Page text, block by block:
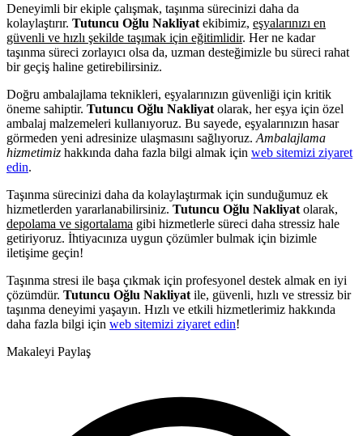
Deneyimli bir ekiple çalışmak, taşınma sürecinizi daha da
kolaylaştırır. Tutuncu Oğlu Nakliyat ekibimiz, eşyalarınızı en
güvenli ve hızlı şekilde taşımak için eğitimlidir. Her ne kadar
taşınma süreci zorlayıcı olsa da, uzman desteğimizle bu süreci rahat
bir geçiş haline getirebilirsiniz.
Doğru ambalajlama teknikleri, eşyalarınızın güvenliği için kritik
öneme sahiptir. Tutuncu Oğlu Nakliyat olarak, her eşya için özel
ambalaj malzemeleri kullanıyoruz. Bu sayede, eşyalarınızın hasar
görmeden yeni adresinize ulaşmasını sağlıyoruz. Ambalajlama
hizmetimiz hakkında daha fazla bilgi almak için web sitemizi ziyaret
edin.
Taşınma sürecinizi daha da kolaylaştırmak için sunduğumuz ek
hizmetlerden yararlanabilirsiniz. Tutuncu Oğlu Nakliyat olarak,
depolama ve sigortalama gibi hizmetlerle süreci daha stressiz hale
getiriyoruz. İhtiyacınıza uygun çözümler bulmak için bizimle
iletişime geçin!
Taşınma stresi ile başa çıkmak için profesyonel destek almak en iyi
çözümdür. Tutuncu Oğlu Nakliyat ile, güvenli, hızlı ve stressiz bir
taşınma deneyimi yaşayın. Hızlı ve etkili hizmetlerimiz hakkında
daha fazla bilgi için web sitemizi ziyaret edin!
Makaleyi Paylaş